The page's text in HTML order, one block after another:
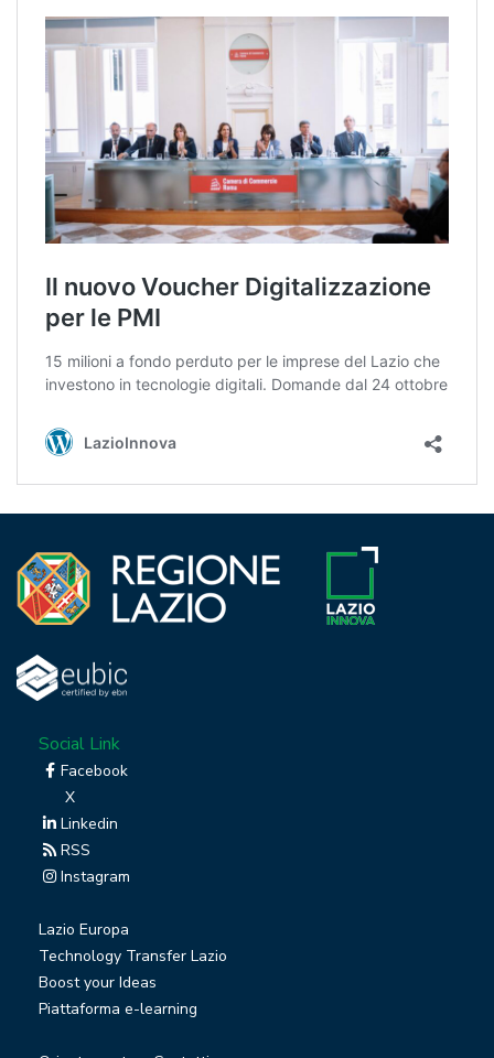
Social Link
Facebook
X
Linkedin
RSS
Instagram
Lazio Europa
Technology Transfer Lazio
Boost your Ideas
Piattaforma e-learning